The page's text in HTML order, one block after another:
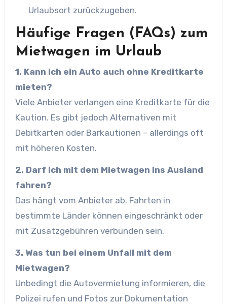
Urlaubsort zurückzugeben.
Häufige Fragen (FAQs) zum
Mietwagen im Urlaub
1. Kann ich ein Auto auch ohne Kreditkarte
mieten?
Viele Anbieter verlangen eine Kreditkarte für die
Kaution. Es gibt jedoch Alternativen mit
Debitkarten oder Barkautionen – allerdings oft
mit höheren Kosten.
2. Darf ich mit dem Mietwagen ins Ausland
fahren?
Das hängt vom Anbieter ab. Fahrten in
bestimmte Länder können eingeschränkt oder
mit Zusatzgebühren verbunden sein.
3. Was tun bei einem Unfall mit dem
Mietwagen?
Unbedingt die Autovermietung informieren, die
Polizei rufen und Fotos zur Dokumentation